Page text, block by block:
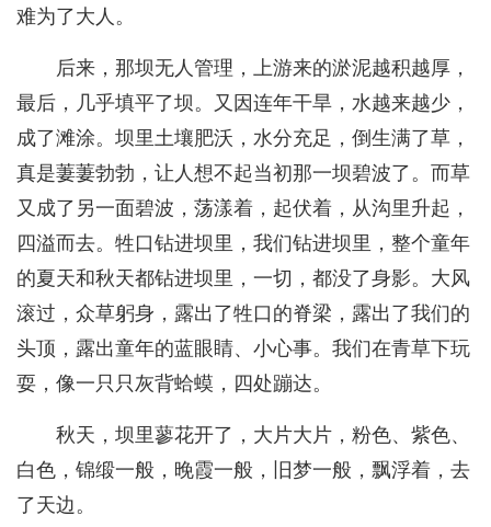
难为了大人。
后来，那坝无人管理，上游来的淤泥越积越厚，
最后，几乎填平了坝。又因连年干旱，水越来越少，
成了滩涂。坝里土壤肥沃，水分充足，倒生满了草，
真是萋萋勃勃，让人想不起当初那一坝碧波了。而草
又成了另一面碧波，荡漾着，起伏着，从沟里升起，
四溢而去。牲口钻进坝里，我们钻进坝里，整个童年
的夏天和秋天都钻进坝里，一切，都没了身影。大风
滚过，众草躬身，露出了牲口的脊梁，露出了我们的
头顶，露出童年的蓝眼睛、小心事。我们在青草下玩
耍，像一只只灰背蛤蟆，四处蹦达。
秋天，坝里蓼花开了，大片大片，粉色、紫色、
白色，锦缎一般，晚霞一般，旧梦一般，飘浮着，去
了天边。